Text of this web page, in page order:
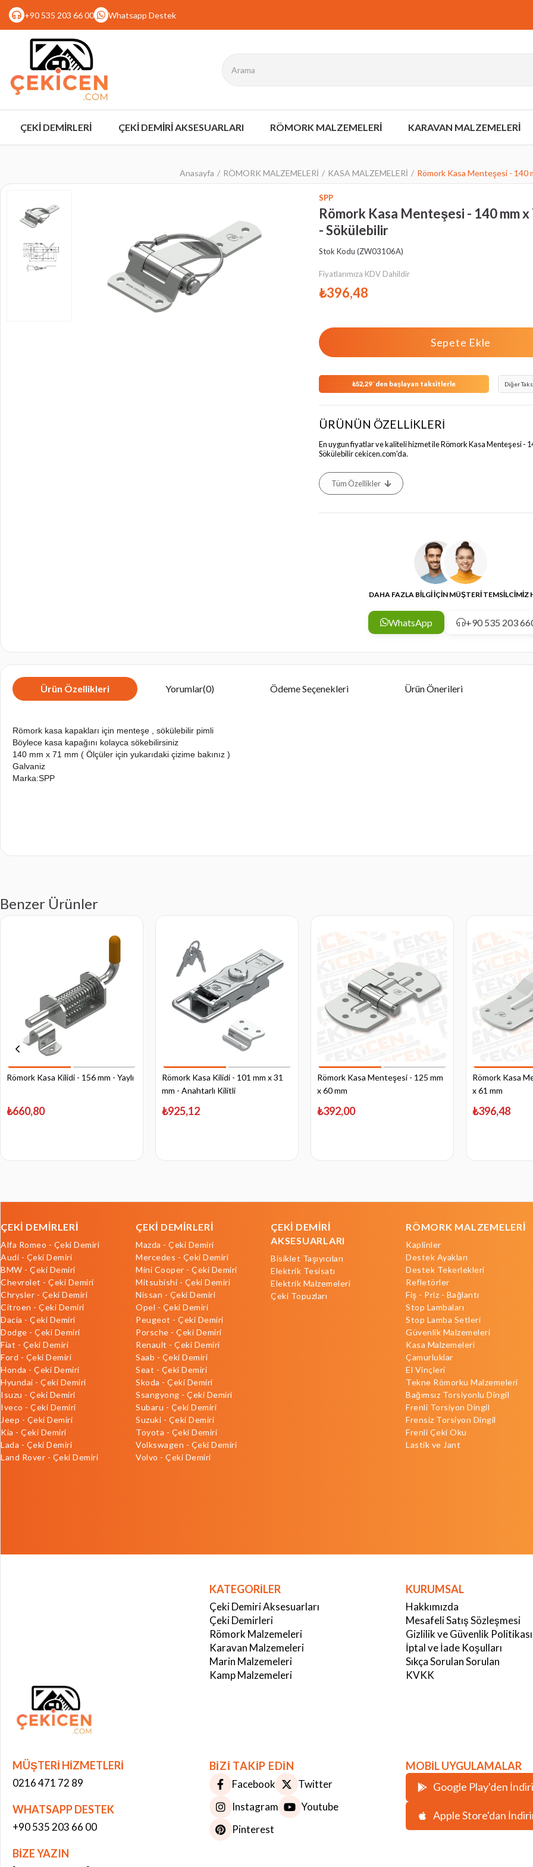
+90 535 203 66 00 Whatsapp Destek
ÇEKİ DEMİRLERİ ÇEKİ DEMİRİ AKSESUARLARI RÖMORK MALZEMELERİ KARAVAN MALZEMELERİ
Anasayfa RÖMORK MALZEMELERİ KASA MALZEMELERİ Römork Kasa Menteşesi - 140
SPP
Römork Kasa Menteşesi - 140 mm x
- Sökülebilir
Stok Kodu (ZW03106A)
Fiyatlarımıza KDV Dahildir
₺396,48
₺52,29`den başlayan taksitlerle Diğer
ÜRÜNÜN ÖZELLİKLERİ
En uygun fiyatlar ve kaliteli hizmet ile Römork Kasa Menteşesi -
Sökülebilir cekicen.com'da.
Tüm Özellikler
DAHA FAZLA BİLGİ İÇİN MÜŞTERİ TEMSİLCİMİZ
WhatsApp +90 535 203
Ürün Özellikleri Yorumlar(0) Ödeme Seçenekleri Ürün Önerileri
Römork kasa kapakları için menteşe , sökülebilir pimli
Böylece kasa kapağını kolayca sökebilirsiniz
140 mm x 71 mm ( Ölçüler için yukarıdaki çizime bakınız )
Galvaniz
Marka:SPP
Benzer Ürünler
Römork Kasa Kilidi - 156 mm - Yaylı
₺660,80
Römork Kasa Kilidi - 101 mm x 31
mm - Anahtarlı Kilitli
₺925,12
Römork Kasa Menteşesi - 125 mm
x 60 mm
₺392,00
Römork Kasa
x 61 mm
₺396,48
ÇEKİ DEMİRLERİ
Alfa Romeo - Çeki Demiri
Audi - Çeki Demiri
BMW - Çeki Demiri
Chevrolet - Çeki Demiri
Chrysler - Çeki Demiri
Citroen - Çeki Demiri
Dacia - Çeki Demiri
Dodge - Çeki Demiri
Fiat - Çeki Demiri
Ford - Çeki Demiri
Honda - Çeki Demiri
Hyundai - Çeki Demiri
Isuzu - Çeki Demiri
Iveco - Çeki Demiri
Jeep - Çeki Demiri
Kia - Çeki Demiri
Lada - Çeki Demiri
Land Rover - Çeki Demiri
ÇEKİ DEMİRLERİ
Mazda - Çeki Demiri
Mercedes - Çeki Demiri
Mini Cooper - Çeki Demiri
Mitsubishi - Çeki Demiri
Nissan - Çeki Demiri
Opel - Çeki Demiri
Peugeot - Çeki Demiri
Porsche - Çeki Demiri
Renault - Çeki Demiri
Saab - Çeki Demiri
Seat - Çeki Demiri
Skoda - Çeki Demiri
Ssangyong - Çeki Demiri
Subaru - Çeki Demiri
Suzuki - Çeki Demiri
Toyota - Çeki Demiri
Volkswagen - Çeki Demiri
Volvo - Çeki Demiri
ÇEKİ DEMİRİ
AKSESUARLARI
Bisiklet Taşıyıcıları
Elektrik Tesisatı
Elektrik Malzemeleri
Çeki Topuzları
RÖMORK MALZEMELERİ
Kaplinler
Destek Ayakları
Destek Tekerlekleri
Refletörler
Fiş - Priz - Bağlantı
Stop Lambaları
Stop Lamba Setleri
Güvenlik Malzemeleri
Kasa Malzemeleri
Çamurluklar
El Vinçleri
Tekne Römorku Malzemeleri
Bağımsız Torsiyonlu Dingil
Frenli Torsiyon Dingil
Frensiz Torsiyon Dingil
Frenli Çeki Oku
Lastik ve Jant
KATEGORİLER
Çeki Demiri Aksesuarları
Çeki Demirleri
Römork Malzemeleri
Karavan Malzemeleri
Marin Malzemeleri
Kamp Malzemeleri
KURUMSAL
Hakkımızda
Mesafeli Satış Sözleşmesi
Gizlilik ve Güvenlik Politikası
İptal ve İade Koşulları
Sıkça Sorulan Sorulan
KVKK
MÜŞTERİ HİZMETLERİ
0216 471 72 89
WHATSAPP DESTEK
+90 535 203 66 00
BİZE YAZIN
BİZİ TAKİP EDİN
Facebook
Twitter
Instagram
Youtube
Pinterest
MOBİL UYGULAMALAR
Google Play'den
Apple Store'dan
Çerez Kullanımı